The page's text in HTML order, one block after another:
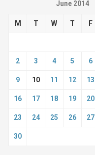
June 2014
M T W T F
2 3 4 5 6
9 10 11 12 13
16 17 18 19 20
23 24 25 26 27
30